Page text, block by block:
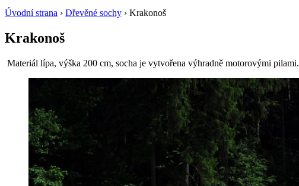
Úvodní strana › Dřevěné sochy › Krakonoš
Krakonoš
Materiál lípa, výška 200 cm, socha je vytvořena výhradně motorovými pilami.